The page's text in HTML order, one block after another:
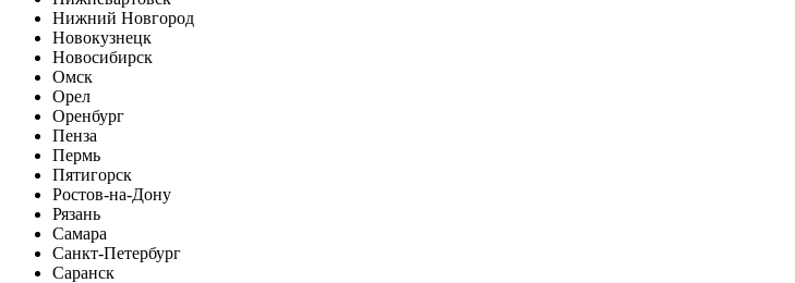
Нижний Новгород
Новокузнецк
Новосибирск
Омск
Орел
Оренбург
Пенза
Пермь
Пятигорск
Ростов-на-Дону
Рязань
Самара
Санкт-Петербург
Саранск